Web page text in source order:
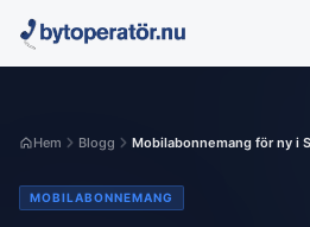
Hem Blogg Mobilabonnemang för ny i
MOBILABONNEMANG